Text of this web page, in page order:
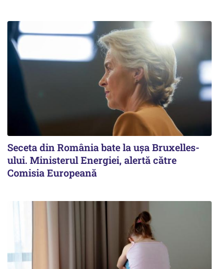
Seceta din România bate la ușa Bruxelles-
ului. Ministerul Energiei, alertă către
Comisia Europeană